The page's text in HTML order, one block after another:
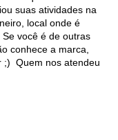
suas atividades na
local onde é
você é de outras
conhece a marca,
;) Quem nos atendeu